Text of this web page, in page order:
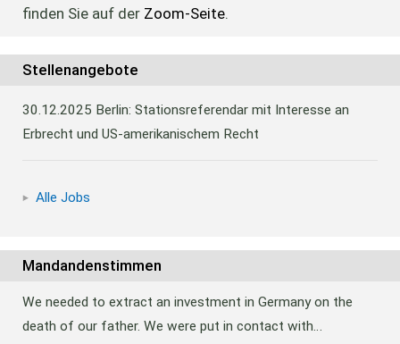
finden Sie auf der Zoom-Seite.
Stellenangebote
30.12.2025 Berlin: Stationsreferendar mit Interesse an
Erbrecht und US-amerikanischem Recht
Alle Jobs
Mandandenstimmen
We needed to extract an investment in Germany on the
death of our father. We were put in contact with…